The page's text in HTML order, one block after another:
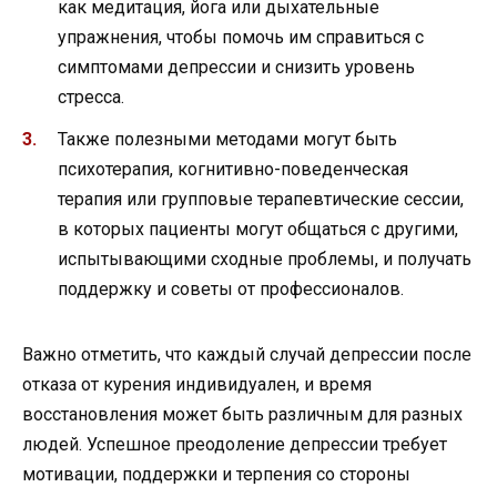
как медитация, йога или дыхательные
упражнения, чтобы помочь им справиться с
симптомами депрессии и снизить уровень
стресса.
Также полезными методами могут быть
психотерапия, когнитивно-поведенческая
терапия или групповые терапевтические сессии,
в которых пациенты могут общаться с другими,
испытывающими сходные проблемы, и получать
поддержку и советы от профессионалов.
Важно отметить, что каждый случай депрессии после
отказа от курения индивидуален, и время
восстановления может быть различным для разных
людей. Успешное преодоление депрессии требует
мотивации, поддержки и терпения со стороны